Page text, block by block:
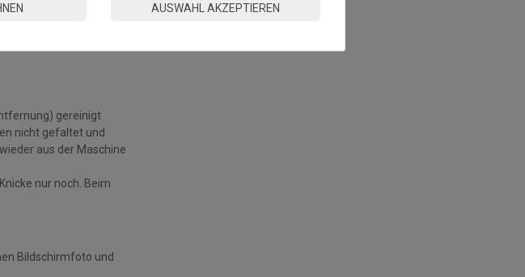
und
und
und Sie werden
gereinigt
nicht gefaltet und
aus der Maschine
nur noch. Beim
Bildschirmfoto und
AUSWAHL AKZEPTIEREN